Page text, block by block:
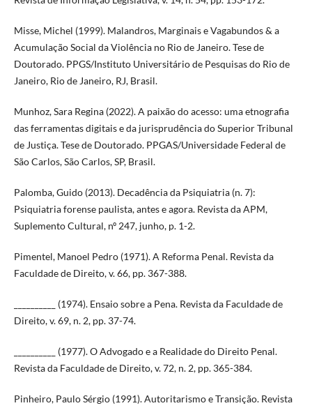
Misse, Michel (1999). Malandros, Marginais e Vagabundos & a
Acumulação Social da Violência no Rio de Janeiro. Tese de
Doutorado. PPGS/Instituto Universitário de Pesquisas do Rio de
Janeiro, Rio de Janeiro, RJ, Brasil.
Munhoz, Sara Regina (2022). A paixão do acesso: uma etnografia
das ferramentas digitais e da jurisprudência do Superior Tribunal
de Justiça. Tese de Doutorado. PPGAS/Universidade Federal de
São Carlos, São Carlos, SP, Brasil.
Palomba, Guido (2013). Decadência da Psiquiatria (n. 7):
Psiquiatria forense paulista, antes e agora. Revista da APM,
Suplemento Cultural, nº 247, junho, p. 1-2.
Pimentel, Manoel Pedro (1971). A Reforma Penal. Revista da
Faculdade de Direito, v. 66, pp. 367-388.
__________ (1974). Ensaio sobre a Pena. Revista da Faculdade de
Direito, v. 69, n. 2, pp. 37-74.
__________ (1977). O Advogado e a Realidade do Direito Penal.
Revista da Faculdade de Direito, v. 72, n. 2, pp. 365-384.
Pinheiro, Paulo Sérgio (1991). Autoritarismo e Transição. Revista